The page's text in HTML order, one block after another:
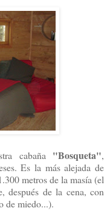
cabaña "Bosqueta",
Es la más alejada de
metros de la masía (el
después de la cena, con
de miedo...).